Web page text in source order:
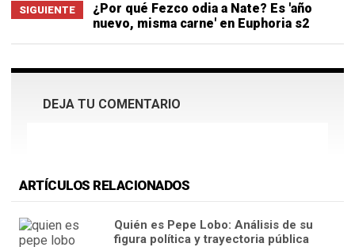
SIGUIENTE
¿Por qué Fezco odia a Nate? Es 'año
nuevo, misma carne' en Euphoria s2
DEJA TU COMENTARIO
ARTÍCULOS RELACIONADOS
Quién es Pepe Lobo: Análisis de su
figura política y trayectoria pública